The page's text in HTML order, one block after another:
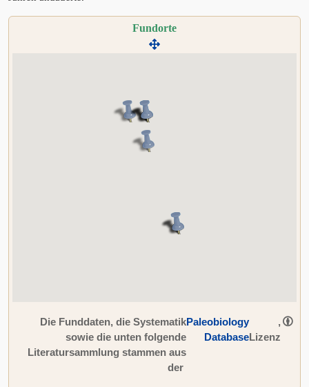
Fundorte
Die Funddaten, die Systematik
sowie die unten folgende
Literatursammlung stammen aus
der
Paleobiology
Database
,
Lizenz